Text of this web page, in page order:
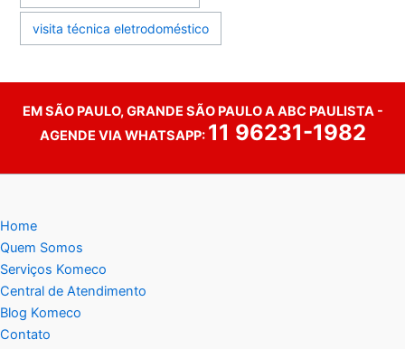
visita técnica eletrodoméstico
EM SÃO PAULO, GRANDE SÃO PAULO A ABC PAULISTA -
AGENDE VIA WHATSAPP: 11 96231-1982
Home
Quem Somos
Serviços Komeco
Central de Atendimento
Blog Komeco
Contato